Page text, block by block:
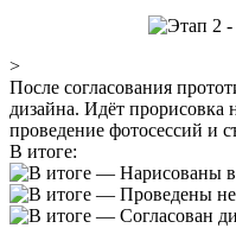
>
После согласования
дизайна. Идёт прорисовка
проведение фотосессий и
В итоге:
— Нарисованы
— Проведены
— Согласован